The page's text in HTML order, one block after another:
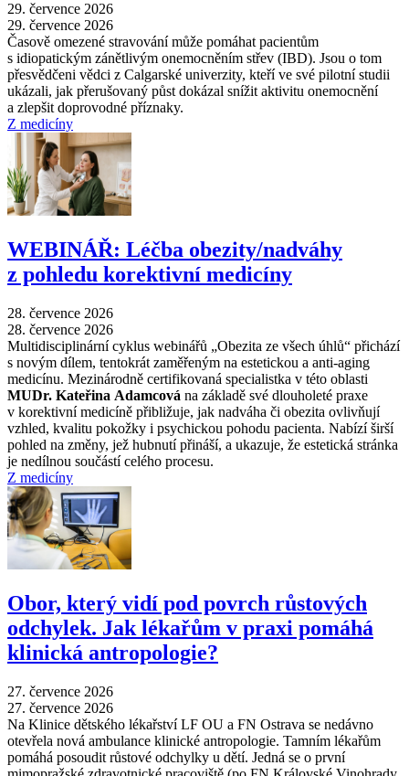
29. července 2026
29. července 2026
Časově omezené stravování může pomáhat pacientům
s idiopatickým zánětlivým onemocněním střev (IBD). Jsou o tom
přesvědčeni vědci z Calgarské univerzity, kteří ve své pilotní studii
ukázali, jak přerušovaný půst dokázal snížit aktivitu onemocnění
a zlepšit doprovodné příznaky.
Z medicíny
WEBINÁŘ: Léčba obezity/nadváhy
z pohledu korektivní medicíny
28. července 2026
28. července 2026
Multidisciplinární cyklus webinářů „Obezita ze všech úhlů“ přichází
s novým dílem, tentokrát zaměřeným na estetickou a anti-aging
medicínu. Mezinárodně certifikovaná specialistka v této oblasti
MUDr. Kateřina Adamcová na základě své dlouholeté praxe
v korektivní medicíně přibližuje, jak nadváha či obezita ovlivňují
vzhled, kvalitu pokožky i psychickou pohodu pacienta. Nabízí širší
pohled na změny, jež hubnutí přináší, a ukazuje, že estetická stránka
je nedílnou součástí celého procesu.
Z medicíny
Obor, který vidí pod povrch růstových
odchylek. Jak lékařům v praxi pomáhá
klinická antropologie?
27. července 2026
27. července 2026
Na Klinice dětského lékařství LF OU a FN Ostrava se nedávno
otevřela nová ambulance klinické antropologie. Tamním lékařům
pomáhá posoudit růstové odchylky u dětí. Jedná se o první